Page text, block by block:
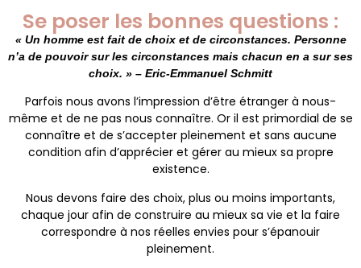
Se poser les bonnes questions :
« Un homme est fait de choix et de circonstances. Personne
n’a de pouvoir sur les circonstances mais chacun en a sur ses
choix. » – Eric-Emmanuel Schmitt
Parfois nous avons l’impression d’être étranger à nous-
même et de ne pas nous connaître. Or il est primordial de se
connaître et de s’accepter pleinement et sans aucune
condition afin d’apprécier et gérer au mieux sa propre
existence.
Nous devons faire des choix, plus ou moins importants,
chaque jour afin de construire au mieux sa vie et la faire
correspondre à nos réelles envies pour s’épanouir
pleinement.